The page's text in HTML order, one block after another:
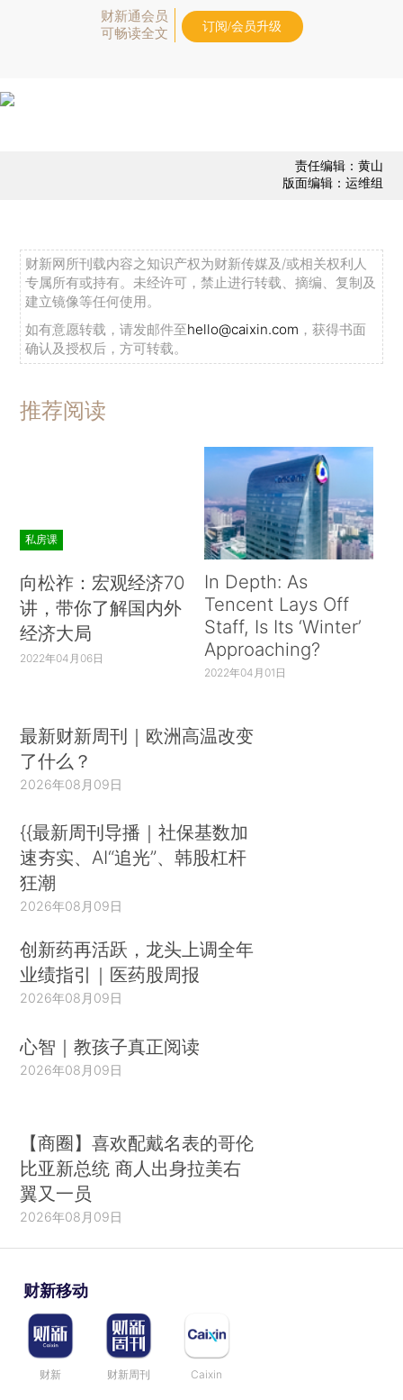
财新通会员
可畅读全文
订阅/会员升级
责任编辑：黄山
版面编辑：运维组
财新网所刊载内容之知识产权为财新传媒及/或相关权利人
专属所有或持有。未经许可，禁止进行转载、摘编、复制及
建立镜像等任何使用。
如有意愿转载，请发邮件至hello@caixin.com ，获得书面
确认及授权后，方可转载。
推荐阅读
私房课
向松祚：宏观经济70
讲，带你了解国内外
经济大局
2022年04月06日
In Depth: As
Tencent Lays Off
Staff, Is Its ‘Winter’
Approaching?
2022年04月01日
最新财新周刊｜欧洲高温改变
了什么？
2026年08月09日
{{最新周刊导播｜社保基数加
速夯实、AI“追光”、韩股杠杆
狂潮
2026年08月09日
创新药再活跃，龙头上调全年
业绩指引｜医药股周报
2026年08月09日
心智｜教孩子真正阅读
2026年08月09日
【商圈】喜欢配戴名表的哥伦
比亚新总统 商人出身拉美右
翼又一员
2026年08月09日
财新移动
财新 财新周刊 Caixin